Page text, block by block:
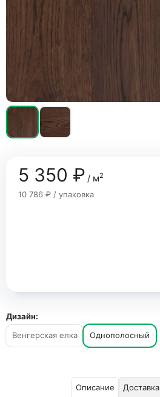
5 350 ₽/ м2
10 786 ₽ / упаковка
Дизайн:
Венгерская елка
Однополосный
Описание Доставка